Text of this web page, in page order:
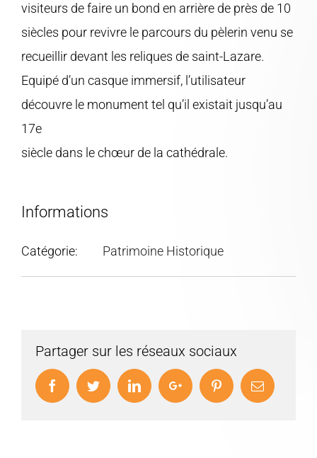
visiteurs de faire un bond en arrière de près de 10
siècles pour revivre le parcours du pèlerin venu se
recueillir devant les reliques de saint-Lazare.
Equipé d’un casque immersif, l’utilisateur
découvre le monument tel qu’il existait jusqu’au
17e
siècle dans le chœur de la cathédrale.
Informations
Catégorie: Patrimoine Historique
Partager sur les réseaux sociaux
FacebookTwitter LinkedInGoogle+ PinterestEmail